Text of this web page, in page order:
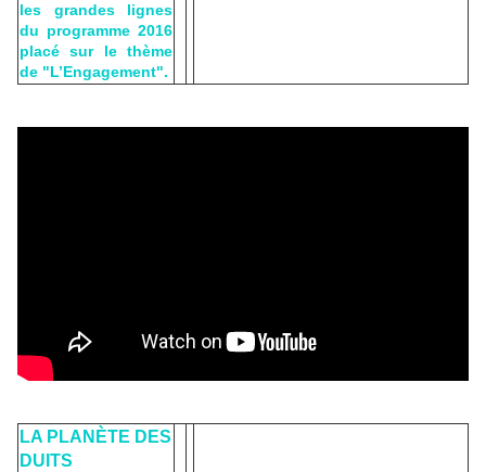
les grandes lignes
du programme 2016
placé sur le thème
de "L’Engagement".
LA PLANÈTE DES
DUITS